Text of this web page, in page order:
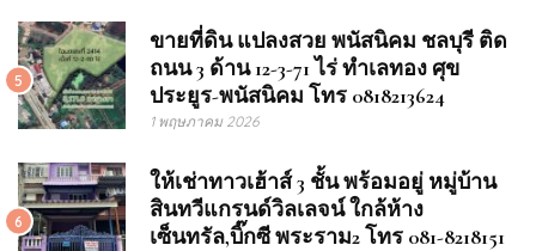
5
ขายที่ดิน แปลงสวย พนัสนิคม ชลบุรี ติด
ถนน 3 ด้าน 12-3-71 ไร่ ทำเลทอง ศุข
ประยูร-พนัสนิคม โทร 0818213624
1 พฤษภาคม 2026
6
ให้เช่าทาวเฮ้าส์ 3 ชั้น พร้อมอยู่ หมู่บ้าน
สินทวีแกรนด์วิลเลจน์ ใกล้ห้าง
เซ็นทรัล,บิ๊กซี พระราม2 โทร 081-8218151